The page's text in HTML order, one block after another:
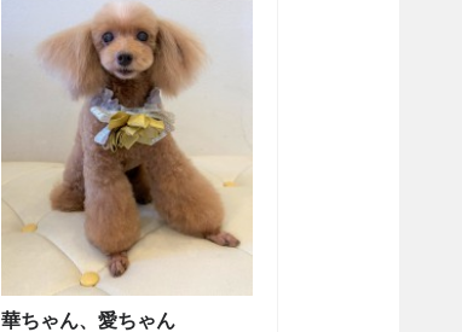
華ちゃん、愛ちゃん